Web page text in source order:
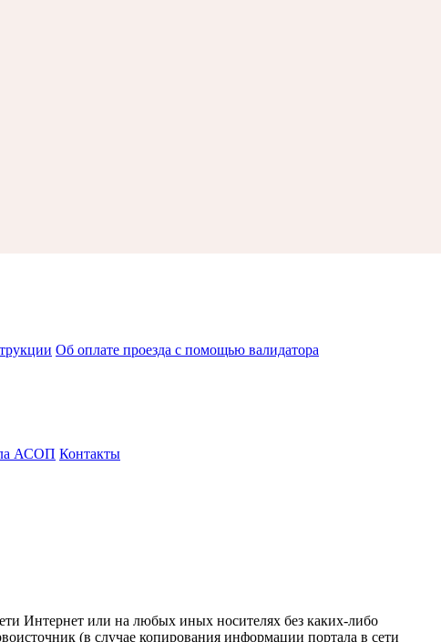
Об оплате проезда с помощью валидатора
АСОП Контакты
Интернет или на любых иных носителях без каких-либо
(в случае копирования информации портала в сети